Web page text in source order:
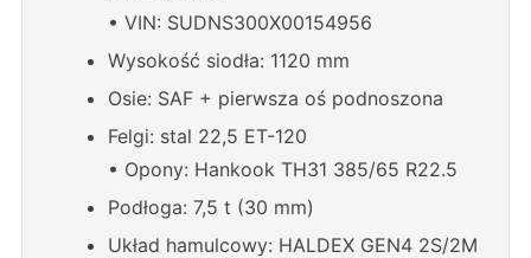
• VIN: SUDNS300X00154956
Wysokość siodła: 1120 mm
Osie: SAF + pierwsza oś podnoszona
Felgi: stal 22,5 ET-120
• Opony: Hankook TH31 385/65 R22.5
Podłoga: 7,5 t (30 mm)
Układ hamulcowy: HALDEX GEN4 2S/2M